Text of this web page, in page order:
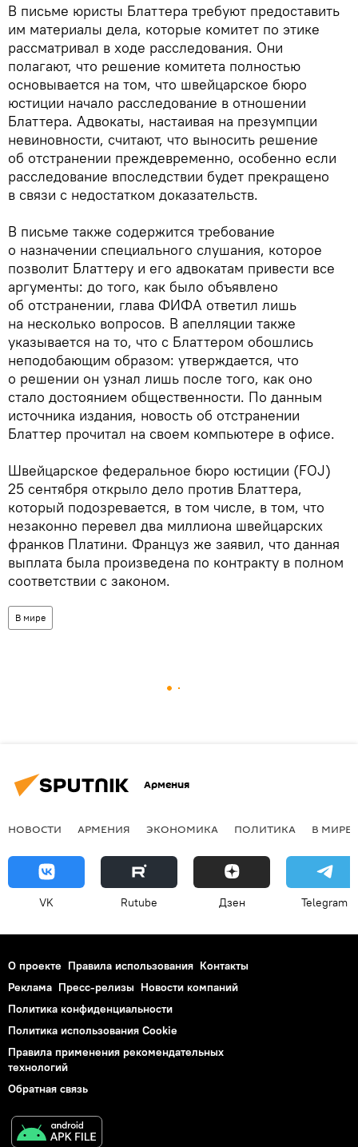
В письме юристы Блаттера требуют предоставить
им материалы дела, которые комитет по этике
рассматривал в ходе расследования. Они
полагают, что решение комитета полностью
основывается на том, что швейцарское бюро
юстиции начало расследование в отношении
Блаттера. Адвокаты, настаивая на презумпции
невиновности, считают, что выносить решение
об отстранении преждевременно, особенно если
расследование впоследствии будет прекращено
в связи с недостатком доказательств.
В письме также содержится требование
о назначении специального слушания, которое
позволит Блаттеру и его адвокатам привести все
аргументы: до того, как было объявлено
об отстранении, глава ФИФА ответил лишь
на несколько вопросов. В апелляции также
указывается на то, что с Блаттером обошлись
неподобающим образом: утверждается, что
о решении он узнал лишь после того, как оно
стало достоянием общественности. По данным
источника издания, новость об отстранении
Блаттер прочитал на своем компьютере в офисе.
Швейцарское федеральное бюро юстиции (FOJ)
25 сентября открыло дело против Блаттера,
который подозревается, в том числе, в том, что
незаконно перевел два миллиона швейцарских
франков Платини. Француз же заявил, что данная
выплата была произведена по контракту в полном
соответствии с законом.
В мире
Армения
НОВОСТИ АРМЕНИЯ ЭКОНОМИКА ПОЛИТИКА В МИРЕ
VK Rutube Дзен Telegram
О проекте Правила использования Контакты
Реклама Пресс-релизы Новости компаний
Политика конфиденциальности
Политика использования Cookie
Правила применения рекомендательных
технологий
Обратная связь